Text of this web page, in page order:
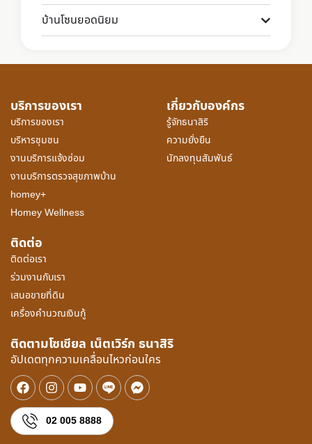
บ้านโซนยอดนิยม
บริการของเรา
บริการของเรา
บริหารชุมชน
งานบริการแจ้งซ่อม
งานบริการตรวจสุขภาพบ้าน
homey+
Homey Wellness
เกี่ยวกับองค์กร
รู้จักธนาสิริ
ความยั่งยืน
นักลงทุนสัมพันธ์
ติดต่อ
ติดต่อเรา
ร่วมงานกับเรา
เสนอขายที่ดิน
เครื่องคำนวณเงินกู้
ติดตามโซเชียล เน็ตเวิร์ก ธนาสิริ
อัปเดตทุกความเคลื่อนไหวก่อนใคร
02 005 8888